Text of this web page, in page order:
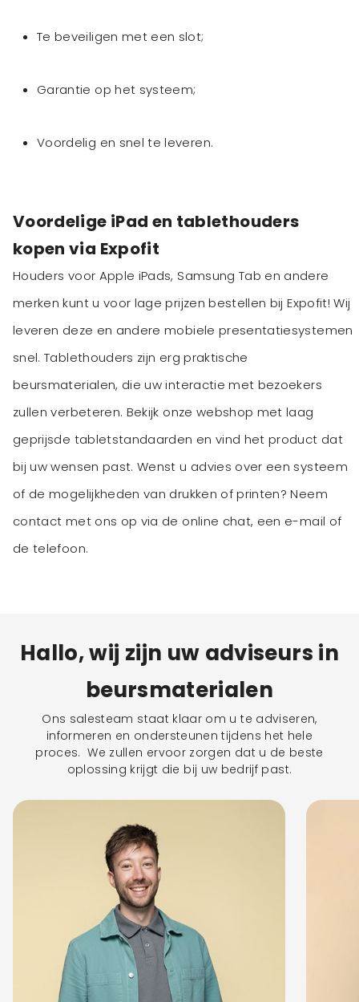
Te beveiligen met een slot;
Garantie op het systeem;
Voordelig en snel te leveren.
Voordelige iPad en tablethouders
kopen via Expofit
Houders voor Apple iPads, Samsung Tab en andere
merken kunt u voor lage prijzen bestellen bij Expofit! Wij
leveren deze en andere mobiele presentatiesystemen
snel. Tablethouders zijn erg praktische
beursmaterialen, die uw interactie met bezoekers
zullen verbeteren. Bekijk onze webshop met laag
geprijsde tabletstandaarden en vind het product dat
bij uw wensen past. Wenst u advies over een systeem
of de mogelijkheden van drukken of printen? Neem
contact met ons op via de online chat, een e-mail of
de telefoon.
Hallo, wij zijn uw adviseurs in
beursmaterialen
Ons salesteam staat klaar om u te adviseren,
informeren en ondersteunen tijdens het hele
proces. We zullen ervoor zorgen dat u de beste
oplossing krijgt die bij uw bedrijf past.